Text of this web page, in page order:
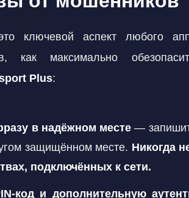
ключевой аспект любого
как максимально
Plus:
в надёжном месте —
защищённом месте. Никогда
подключённых к сети.
код и дополнительную